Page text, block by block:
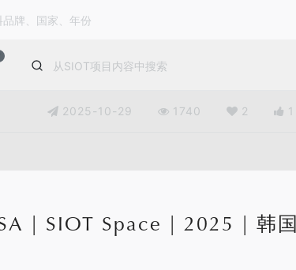
2025-10-29 1740 2 1
| SIOT Space | 2025 | 韩国